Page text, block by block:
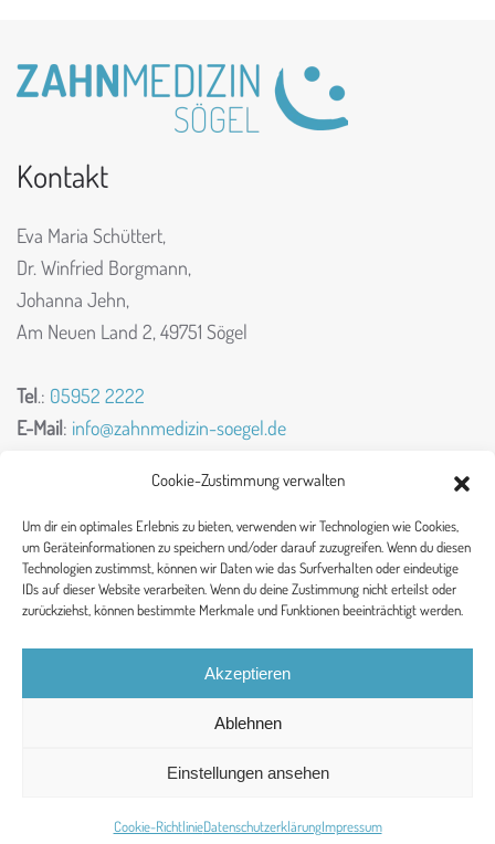
Cookie-Zustimmung verwalten
Um dir ein optimales Erlebnis zu bieten, verwenden wir Technologien wie Cookies,
um Geräteinformationen zu speichern und/oder darauf zuzugreifen. Wenn du diesen
Technologien zustimmst, können wir Daten wie das Surfverhalten oder eindeutige
IDs auf dieser Website verarbeiten. Wenn du deine Zustimmung nicht erteilst oder
zurückziehst, können bestimmte Merkmale und Funktionen beeinträchtigt werden.
Akzeptieren
Ablehnen
Einstellungen ansehen
Cookie-RichtlinieDatenschutzerklärungImpressum
Kontakt
Eva Maria Schüttert,
Dr. Winfried Borgmann,
Johanna Jehn,
Am Neuen Land 2, 49751 Sögel
Tel.: 05952 2222
E-Mail: info@zahnmedizin-soegel.de
Praxiszeiten
Mo., Di., Mi., Do., Fr.:
08:00 – 12.00 Uhr
© 2023 Zahnmedizin Sögel |Impressum|Datenschutz